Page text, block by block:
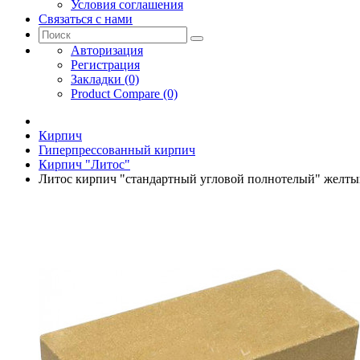
Условия соглашения
Связаться с нами
Авторизация
Регистрация
Закладки (0)
Product Compare (0)
Кирпич
Гиперпрессованный кирпич
Кирпич "Литос"
Литос кирпич "стандартный угловой полнотелый"